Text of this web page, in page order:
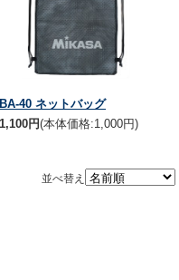
BA-40 ネットバッグ
1,100円(本体価格:1,000円)
並べ替え